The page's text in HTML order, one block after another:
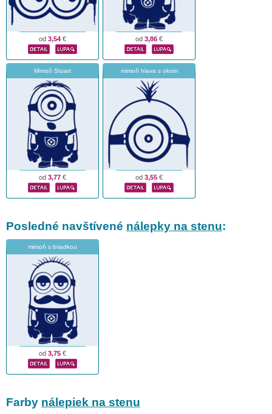
od 3,54 € od 3,86 €
Mimoň Stuart
od 3,77 €
mimoň hlava s okom
od 3,55 €
Posledné navštívené nálepky na stenu:
mimoň s briadkou
od 3,75 €
Farby nálepiek na stenu